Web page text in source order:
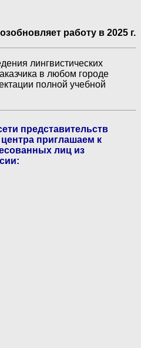
работу в 2025 г.
лингвистических
в любом городе
полной учебной
представительств
приглашаем к
лиц из